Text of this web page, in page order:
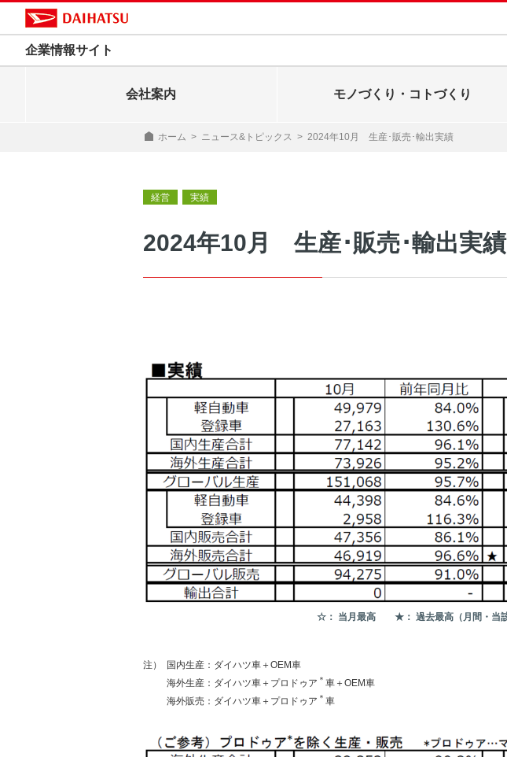
企業情報サイト
会社案内 モノづくり・コトづくり
ホーム > ニュース&トピックス > 2024年10月 生産･販売･輸出実績
経営 実績
2024年10月 生産･販売･輸出実績
☆： 当月最高 ★： 過去最高（月間・当該
注）
国内生産：ダイハツ車＋OEM車
海外生産：ダイハツ車＋プロドゥア ＊ 車＋OEM車
海外販売：ダイハツ車＋プロドゥア ＊ 車